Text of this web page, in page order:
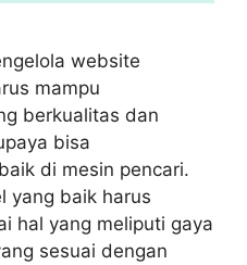
website
mampu
berkualitas dan
bisa
di mesin pencari.
yang baik harus
hal yang meliputi gaya
sesuai dengan